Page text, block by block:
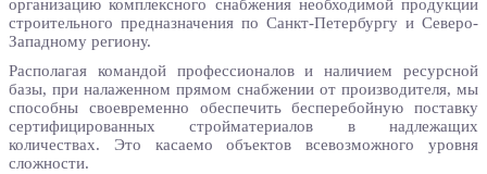
организацию комплексного снабжения необходимой продукции
строительного предназначения по Санкт-Петербургу и Северо-
Западному региону.
Располагая командой профессионалов и наличием ресурсной
базы, при налаженном прямом снабжении от производителя, мы
способны своевременно обеспечить бесперебойную поставку
сертифицированных стройматериалов в надлежащих
количествах. Это касаемо объектов всевозможного уровня
сложности.